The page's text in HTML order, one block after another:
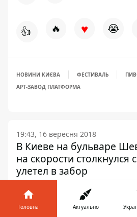
👍 🔥 ♥ 😭
НОВИНИ КИЄВА ФЕСТИВАЛЬ
АРТ-ЗАВОД ПЛАТФОРМА
19:43, 16 вересня 2018
В Киеве на бульваре
на скорости столкнулся
улетел в забор
Стажер1 Інформатор
ЖУРНАЛІСТ
Головна Актуально